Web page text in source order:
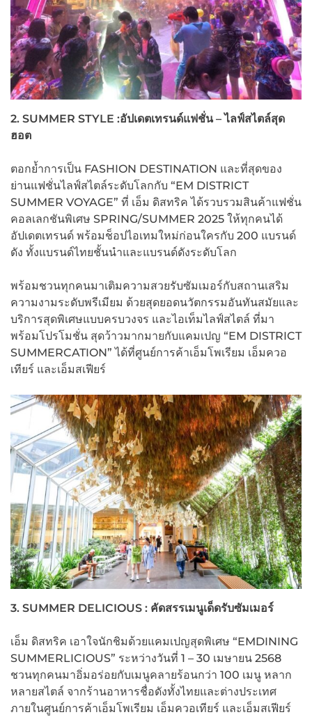
2. SUMMER STYLE :อัปเดตเทรนด์แฟชั่น – ไลฟ์สไตล์สุด
ฮอต
ตอกย้ำการเป็น FASHION DESTINATION และที่สุดของ
ย่านแฟชั่นไลฟ์สไตล์ระดับโลกกับ “EM DISTRICT
SUMMER VOYAGE” ที่ เอ็ม ดิสทริค ได้รวบรวมสินค้าแฟชั่น
คอลเลกชันพิเศษ SPRING/SUMMER 2025 ให้ทุกคนได้
อัปเดตเทรนด์ พร้อมช็อปไอเทมใหม่ก่อนใครกับ 200 แบรนด์
ดัง ทั้งแบรนด์ไทยชั้นนำและแบรนด์ดังระดับโลก
พร้อมชวนทุกคนมาเติมความสวยรับซัมเมอร์กับสถานเสริม
ความงามระดับพรีเมียม ด้วยสุดยอดนวัตกรรมอันทันสมัยและ
บริการสุดพิเศษแบบครบวงจร และไอเท็มไลฟ์สไตล์ ที่มา
พร้อมโปรโมชั่น สุดว้าวมากมายกับแคมเปญ “EM DISTRICT
SUMMERCATION” ได้ที่ศูนย์การค้าเอ็มโพเรียม เอ็มควอ
เทียร์ และเอ็มสเฟียร์
3. SUMMER DELICIOUS : คัดสรรเมนูเด็ดรับซัมเมอร์
เอ็ม ดิสทริค เอาใจนักชิมด้วยแคมเปญสุดพิเศษ “EMDINING
SUMMERLICIOUS” ระหว่างวันที่ 1 – 30 เมษายน 2568
ชวนทุกคนมาอิ่มอร่อยกับเมนูคลายร้อนกว่า 100 เมนู หลาก
หลายสไตล์ จากร้านอาหารชื่อดังทั้งไทยและต่างประเทศ
ภายในศูนย์การค้าเอ็มโพเรียม เอ็มควอเทียร์ และเอ็มสเฟียร์